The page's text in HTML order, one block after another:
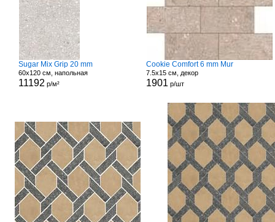
Sugar Mix Grip 20 mm
60x120 см, напольная
11192 р/м²
Cookie Comfort 6 mm Mur
7.5x15 см, декор
1901 р/шт